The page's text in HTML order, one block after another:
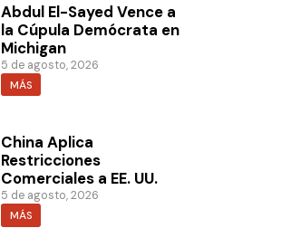
Abdul El-Sayed Vence a
la Cúpula Demócrata en
Michigan
5 de agosto, 2026
MÁS
China Aplica
Restricciones
Comerciales a EE. UU.
5 de agosto, 2026
MÁS